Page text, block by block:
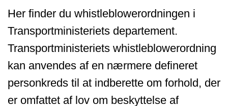
Her finder du whistleblowerordningen i
Transportministeriets departement.
Transportministeriets whistleblowerordning
kan anvendes af en nærmere defineret
personkreds til at indberette om forhold, der
er omfattet af lov om beskyttelse af